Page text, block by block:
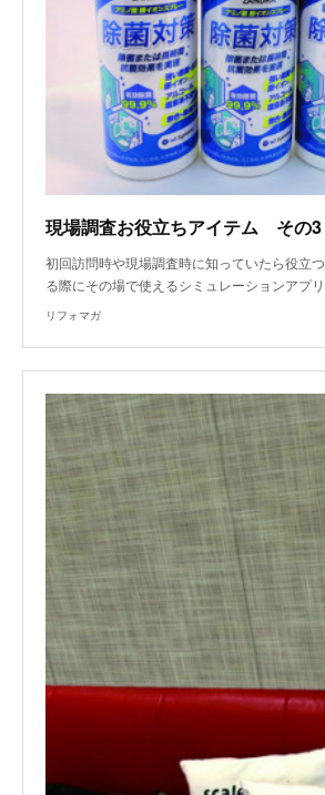
現場調査お役立ちアイテム その3
初回訪問時や現場調査時に知っていたら役立
る際にその場で使えるシミュレーションアプ
リフォマガ